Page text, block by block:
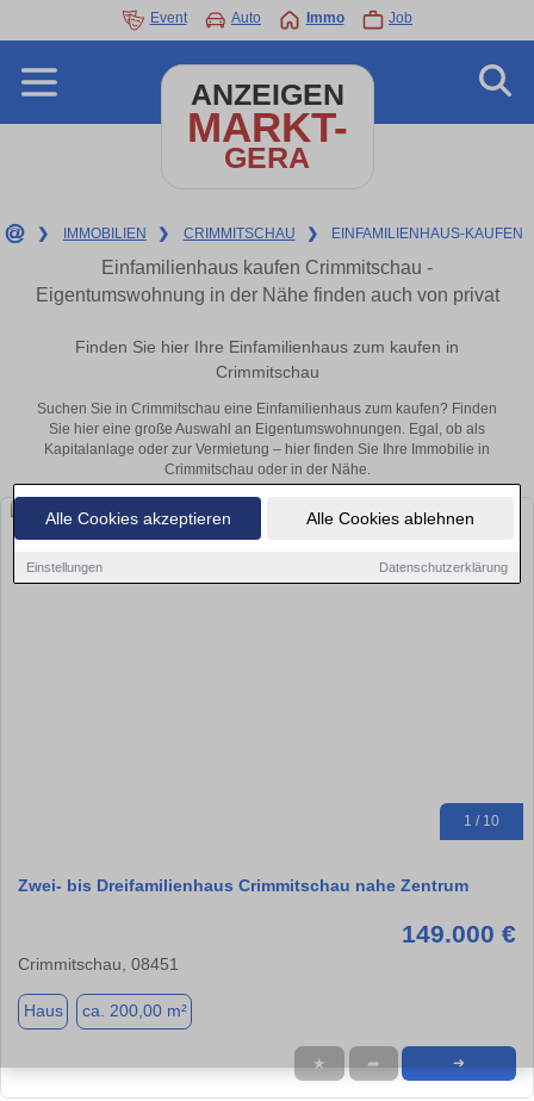
Alle Cookies akzeptieren Alle Cookies ablehnen
Einstellungen Datenschutzerklärung
Event Auto Immo Job
ANZEIGEN
MARKT-
GERA
❯ IMMOBILIEN ❯ CRIMMITSCHAU ❯ EINFAMILIENHAUS-KAUFEN
Einfamilienhaus kaufen Crimmitschau -
Eigentumswohnung in der Nähe finden auch von privat
Finden Sie hier Ihre Einfamilienhaus zum kaufen in
Crimmitschau
Suchen Sie in Crimmitschau eine Einfamilienhaus zum kaufen? Finden
Sie hier eine große Auswahl an Eigentumswohnungen. Egal, ob als
Kapitalanlage oder zur Vermietung – hier finden Sie Ihre Immobilie in
Crimmitschau oder in der Nähe.
1 / 10
Zwei- bis Dreifamilienhaus Crimmitschau nahe Zentrum
149.000 €
Crimmitschau, 08451
Haus ca. 200,00 m²
★ ➦ ➜